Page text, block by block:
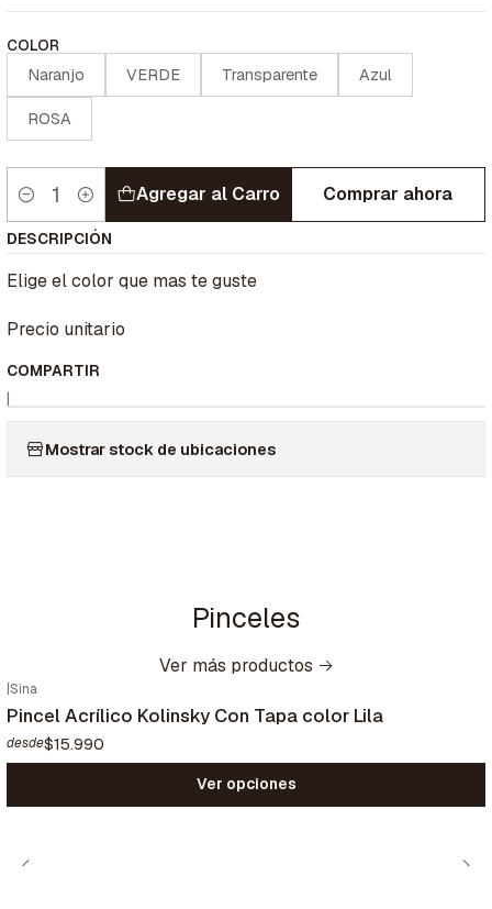
COLOR
Naranjo
VERDE Transparente Azul
ROSA
Cantidad
Agregar al Carro Comprar ahora
DESCRIPCIÓN
Elige el color que mas te guste
Precio unitario
COMPARTIR
|
Mostrar stock de ubicaciones
Pinceles
Ver más productos
Sina
Pincel Acrílico Kolinsky Con Tapa color Lila
desde$15.990
Ver opciones